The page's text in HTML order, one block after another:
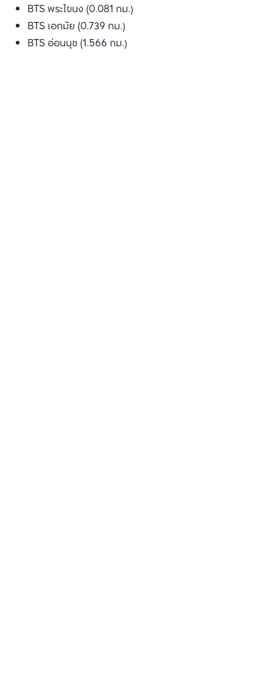
BTS พระโขนง (0.081 กม.)
BTS เอกมัย (0.739 กม.)
BTS อ่อนนุช (1.566 กม.)